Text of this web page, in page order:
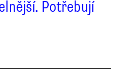
Potřebují